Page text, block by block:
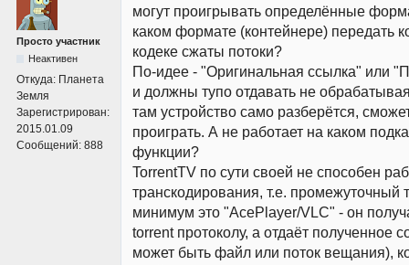
Просто участник
Неактивен
Откуда: Планета
Земля
Зарегистрирован:
2015.01.09
Сообщений: 888
могут проигрывать определённые
каком формате (контейнере) передать
кодеке сжаты потоки?
По-идее - "Оригинальная ссылка" или
и должны тупо отдавать не
там устройство само разберётся,
проиграть. А не работает на каком
функции?
TorrentTV по сути своей не способен
транскодирования, т.е. промежуточный
минимум это "AcePlayer/VLC" - он
torrent протоколу, а отдаёт полученное
может быть файл или поток вещания),